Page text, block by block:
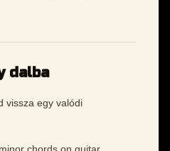
dalba
vissza egy valódi